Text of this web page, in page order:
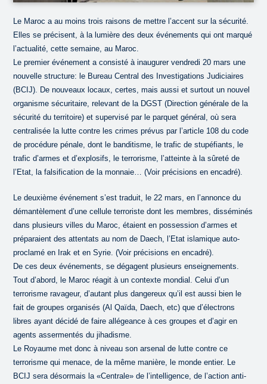
Le Maroc a au moins trois raisons de mettre l’accent sur la sécurité.
Elles se précisent, à la lumière des deux événements qui ont marqué
l’actualité, cette semaine, au Maroc.
Le premier événement a consisté à inaugurer vendredi 20 mars une
nouvelle structure: le Bureau Central des Investigations Judiciaires
(BCIJ). De nouveaux locaux, certes, mais aussi et surtout un nouvel
organisme sécuritaire, relevant de la DGST (Direction générale de la
sécurité du territoire) et supervisé par le parquet général, où sera
centralisée la lutte contre les crimes prévus par l’article 108 du code
de procédure pénale, dont le banditisme, le trafic de stupéfiants, le
trafic d’armes et d’explosifs, le terrorisme, l’atteinte à la sûreté de
l’Etat, la falsification de la monnaie… (Voir précisions en encadré).
Le deuxième événement s’est traduit, le 22 mars, en l’annonce du
démantèlement d’une cellule terroriste dont les membres, disséminés
dans plusieurs villes du Maroc, étaient en possession d’armes et
préparaient des attentats au nom de Daech, l’Etat islamique auto-
proclamé en Irak et en Syrie. (Voir précisions en encadré).
De ces deux événements, se dégagent plusieurs enseignements.
Tout d’abord, le Maroc réagit à un contexte mondial. Celui d’un
terrorisme ravageur, d’autant plus dangereux qu’il est aussi bien le
fait de groupes organisés (Al Qaïda, Daech, etc) que d’électrons
libres ayant décidé de faire allégeance à ces groupes et d’agir en
agents assermentés du jihadisme.
Le Royaume met donc à niveau son arsenal de lutte contre ce
terrorisme qui menace, de la même manière, le monde entier. Le
BCIJ sera désormais la «Centrale» de l’intelligence, de l’action anti-